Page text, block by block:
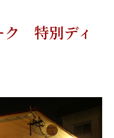
ク 特別ディ